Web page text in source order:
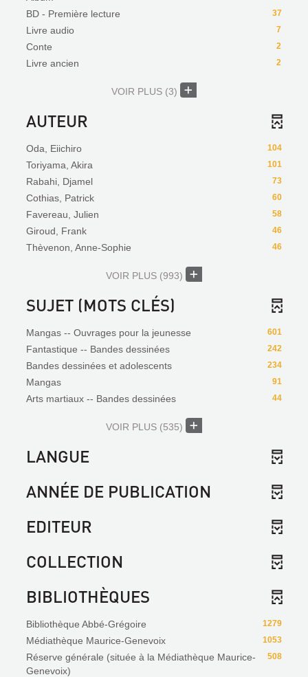
37
BD - Première lecture
7
Livre audio
2
Conte
2
Livre ancien
VOIR PLUS (3)
AUTEUR
104
Oda, Eiichiro
101
Toriyama, Akira
73
Rabahi, Djamel
60
Cothias, Patrick
58
Favereau, Julien
46
Giroud, Frank
46
Thèvenon, Anne-Sophie
VOIR PLUS (993)
SUJET (MOTS CLÉS)
601
Mangas -- Ouvrages pour la jeunesse
242
Fantastique -- Bandes dessinées
234
Bandes dessinées et adolescents
91
Mangas
44
Arts martiaux -- Bandes dessinées
VOIR PLUS (535)
LANGUE
ANNÉE DE PUBLICATION
EDITEUR
COLLECTION
BIBLIOTHÈQUES
1279
Bibliothèque Abbé-Grégoire
1053
Médiathèque Maurice-Genevoix
508
Réserve générale (située à la Médiathèque Maurice-
Genevoix)